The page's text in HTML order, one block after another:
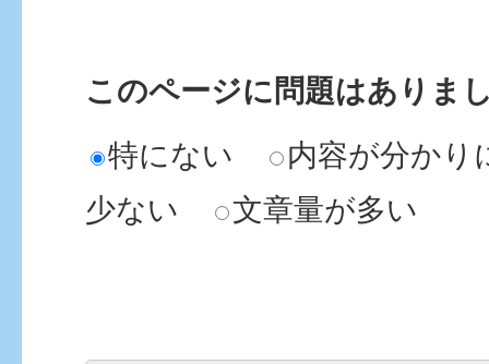
火葬場のバリアフリー設備
火葬場で飲食物の提供はし
このページに問題はありま
特にない
内容が分かり
少ない
文章量が多い